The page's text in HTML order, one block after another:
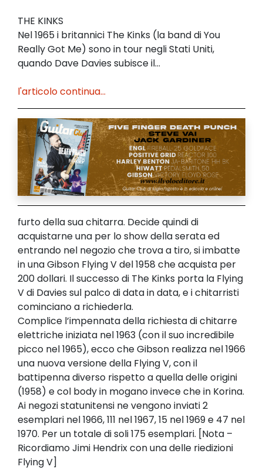
THE KINKS
Nel 1965 i britannici The Kinks (la band di You
Really Got Me) sono in tour negli Stati Uniti,
quando Dave Davies subisce il...
l'articolo continua...
furto della sua chitarra. Decide quindi di
acquistarne una per lo show della serata ed
entrando nel negozio che trova a tiro, si imbatte
in una Gibson Flying V del 1958 che acquista per
200 dollari. Il successo di The Kinks porta la Flying
V di Davies sul palco di data in data, e i chitarristi
cominciano a richiederla.
Complice l’impennata della richiesta di chitarre
elettriche iniziata nel 1963 (con il suo incredibile
picco nel 1965), ecco che Gibson realizza nel 1966
una nuova versione della Flying V, con il
battipenna diverso rispetto a quella delle origini
(1958) e col body in mogano invece che in Korina.
Ai negozi statunitensi ne vengono inviati 2
esemplari nel 1966, 111 nel 1967, 15 nel 1969 e 47 nel
1970. Per un totale di soli 175 esemplari. [Nota –
Ricordiamo Jimi Hendrix con una delle riedizioni
Flying V]